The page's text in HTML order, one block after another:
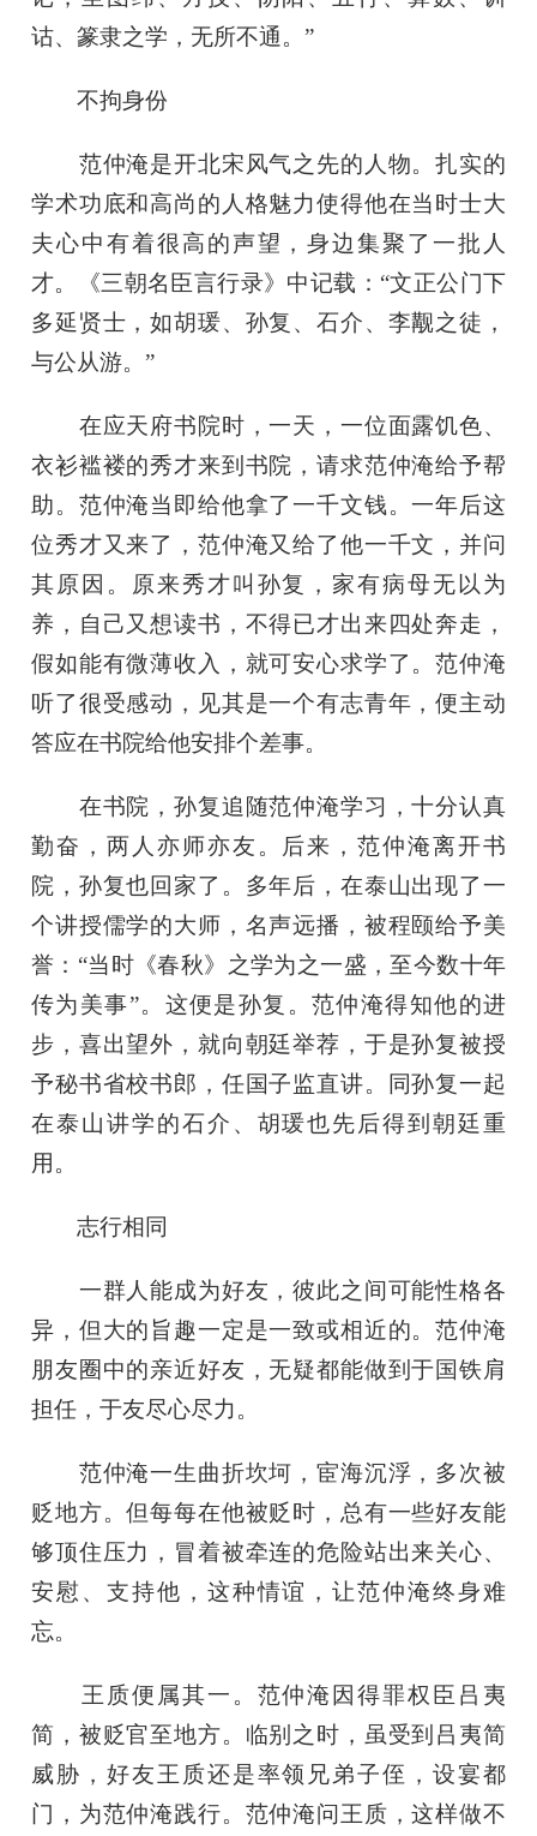
诂、篆隶之学，无所不通。”
不拘身份
范仲淹是开北宋风气之先的人物。扎实的
学术功底和高尚的人格魅力使得他在当时士大
夫心中有着很高的声望，身边集聚了一批人
才。《三朝名臣言行录》中记载：“文正公门下
多延贤士，如胡瑗、孙复、石介、李觏之徒，
与公从游。”
在应天府书院时，一天，一位面露饥色、
衣衫褴褛的秀才来到书院，请求范仲淹给予帮
助。范仲淹当即给他拿了一千文钱。一年后这
位秀才又来了，范仲淹又给了他一千文，并问
其原因。原来秀才叫孙复，家有病母无以为
养，自己又想读书，不得已才出来四处奔走，
假如能有微薄收入，就可安心求学了。范仲淹
听了很受感动，见其是一个有志青年，便主动
答应在书院给他安排个差事。
在书院，孙复追随范仲淹学习，十分认真
勤奋，两人亦师亦友。后来，范仲淹离开书
院，孙复也回家了。多年后，在泰山出现了一
个讲授儒学的大师，名声远播，被程颐给予美
誉：“当时《春秋》之学为之一盛，至今数十年
传为美事”。这便是孙复。范仲淹得知他的进
步，喜出望外，就向朝廷举荐，于是孙复被授
予秘书省校书郎，任国子监直讲。同孙复一起
在泰山讲学的石介、胡瑗也先后得到朝廷重
用。
志行相同
一群人能成为好友，彼此之间可能性格各
异，但大的旨趣一定是一致或相近的。范仲淹
朋友圈中的亲近好友，无疑都能做到于国铁肩
担任，于友尽心尽力。
范仲淹一生曲折坎坷，宦海沉浮，多次被
贬地方。但每每在他被贬时，总有一些好友能
够顶住压力，冒着被牵连的危险站出来关心、
安慰、支持他，这种情谊，让范仲淹终身难
忘。
王质便属其一。范仲淹因得罪权臣吕夷
简，被贬官至地方。临别之时，虽受到吕夷简
威胁，好友王质还是率领兄弟子侄，设宴都
门，为范仲淹践行。范仲淹问王质，这样做不